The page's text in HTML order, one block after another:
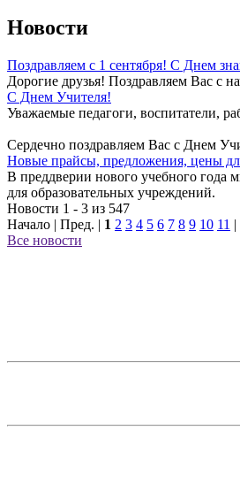
Новости
Поздравляем с 1 сентября! С Днем
Дорогие друзья! Поздравляем Вас с
С Днем Учителя!
Уважаемые педагоги, воспитатели,
Сердечно поздравляем Вас с Днем
Новые прайсы, предложения, цены
В преддверии нового учебного года
для образовательных учреждений.
Новости 1 - 3 из 547
Начало | Пред. | 1 2 3 4 5 6 7 8 9 10 11 |
Все новости